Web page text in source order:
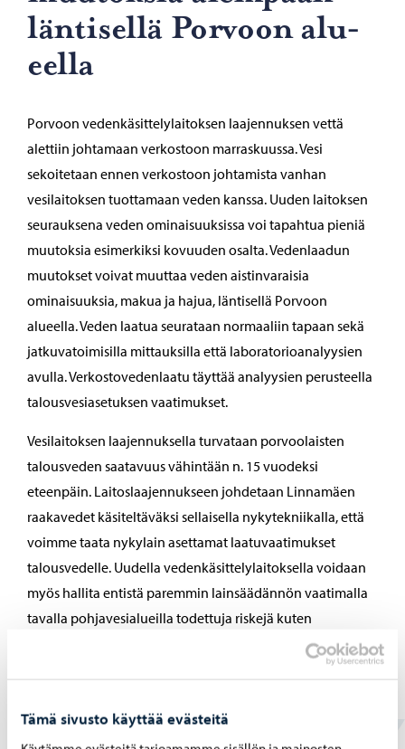
Tämä sivusto käyttää evästeitä
län­ti­sel­lä Por­voon alu­
eel­la
Porvoon vedenkäsittelylaitoksen laajennuksen vettä
alettiin johtamaan verkostoon marraskuussa. Vesi
sekoitetaan ennen verkostoon johtamista vanhan
vesilaitoksen tuottamaan veden kanssa. Uuden laitoksen
seurauksena veden ominaisuuksissa voi tapahtua pieniä
muutoksia esimerkiksi kovuuden osalta. Vedenlaadun
muutokset voivat muuttaa veden aistinvaraisia
ominaisuuksia, makua ja hajua, läntisellä Porvoon
alueella. Veden laatua seurataan normaaliin tapaan sekä
jatkuvatoimisilla mittauksilla että laboratorioanalyysien
avulla. Verkostovedenlaatu täyttää analyysien perusteella
talousvesiasetuksen vaatimukset.
Vesilaitoksen laajennuksella turvataan porvoolaisten
talousveden saatavuus vähintään n. 15 vuodeksi
eteenpäin. Laitoslaajennukseen johdetaan Linnamäen
raakavedet käsiteltäväksi sellaisella nykytekniikalla, että
voimme taata nykylain asettamat laatuvaatimukset
talousvedelle. Uudella vedenkäsittelylaitoksella voidaan
myös hallita entistä paremmin lainsäädännön vaatimalla
tavalla pohjavesialueilla todettuja riskejä kuten
Jaa FacebookJaa LinkedInJaa WhatsApp